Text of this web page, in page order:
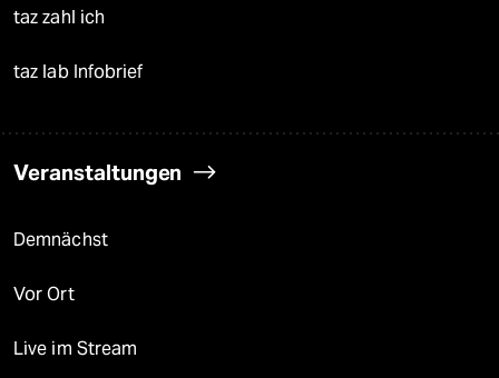
taz zahl ich
taz lab Infobrief
Veranstaltungen
Demnächst
Vor Ort
Live im Stream